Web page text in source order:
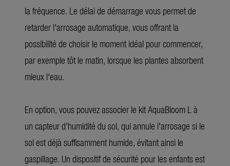
la fréquence. Le délai de démarrage vous permet de
retarder l'arrosage automatique, vous offrant la
possibilité de choisir le moment idéal pour commencer,
par exemple tôt le matin, lorsque les plantes absorbent
mieux l'eau.
En option, vous pouvez associer le kit AquaBloom L à
un capteur d'humidité du sol, qui annule l'arrosage si le
sol est déjà suffisamment humide, évitant ainsi le
gaspillage. Un dispositif de sécurité pour les enfants est